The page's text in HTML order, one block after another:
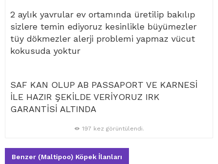
2 aylık yavrular ev ortamında üretilip bakılıp
sizlere temin ediyoruz kesinlikle büyümezler
tüy dökmezler alerji problemi yapmaz vücut
kokusuda yoktur
SAF KAN OLUP AB PASSAPORT VE KARNESİ
İLE HAZIR ŞEKİLDE VERİYORUZ IRK
GARANTİSİ ALTINDA
197 kez görüntülendi.
Benzer (Maltipoo) Köpek İlanları